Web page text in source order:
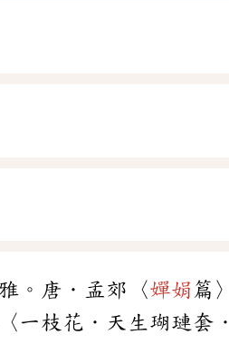
。唐．孟郊〈嬋娟 篇
一枝花．天生瑚璉套